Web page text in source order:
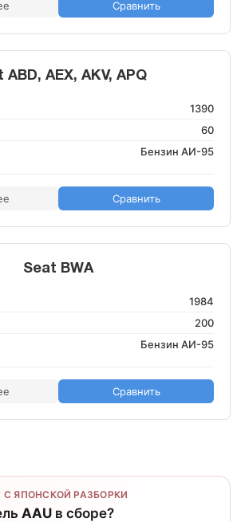
Сравнить
ABD, AEX, AKV, APQ
1390
60
Бензин АИ-95
Сравнить
Seat BWA
1984
200
Бензин АИ-95
Сравнить
ЯПОНСКОЙ РАЗБОРКИ
AAU в сборе?